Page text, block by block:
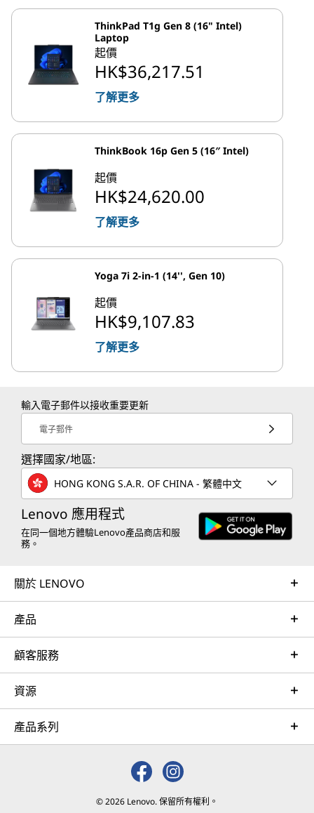
ThinkPad T1g Gen 8 (16" Intel)
Laptop
起價
HK$36,217.51
了解更多
ThinkBook 16p Gen 5 (16″ Intel)
起價
HK$24,620.00
了解更多
Yoga 7i 2-in-1 (14'', Gen 10)
起價
HK$9,107.83
了解更多
輸入電子郵件以接收重要更新
電子郵件
選擇國家/地區:
HONG KONG S.A.R. OF CHINA - 繁體中文
Lenovo 應用程式
在同一個地方體驗Lenovo產品商店和服
務。
關於 LENOVO
產品
顧客服務
資源
產品系列
© 2026 Lenovo. 保留所有權利。